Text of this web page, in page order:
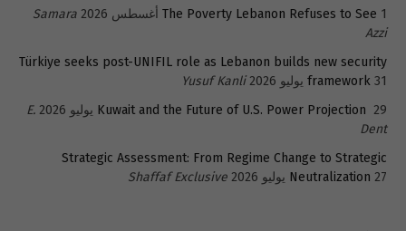
The Poverty Lebanon Refuses to See 1 أغسطس 2026
Samara
Azzi
Türkiye seeks post-UNIFIL role as Lebanon builds new security
framework 31 يوليو 2026
Yusuf Kanli
Kuwait and the Future of U.S. Power Projection 29 يوليو 2026
E.
Dent
Strategic Assessment: From Regime Change to Strategic
Neutralization 27 يوليو 2026 Shaffaf Exclusive